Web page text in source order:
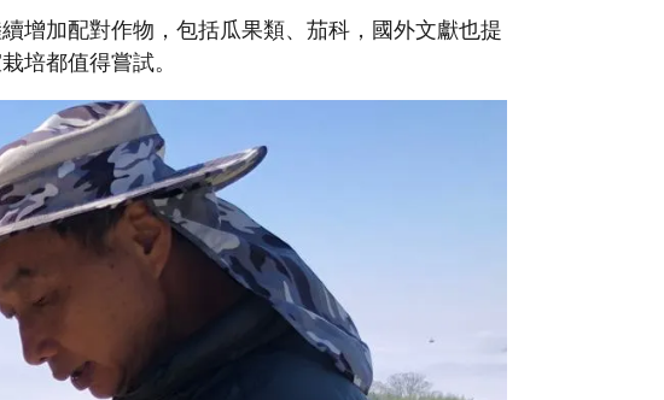
增加配對作物，包括瓜果類、茄科，國外文獻也提
培都值得嘗試。